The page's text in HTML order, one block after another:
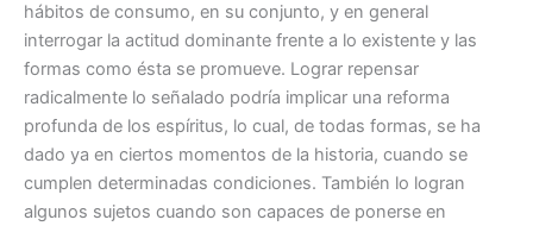
hábitos de consumo, en su conjunto, y en general
interrogar la actitud dominante frente a lo existente y las
formas como ésta se promueve. Lograr repensar
radicalmente lo señalado podría implicar una reforma
profunda de los espíritus, lo cual, de todas formas, se ha
dado ya en ciertos momentos de la historia, cuando se
cumplen determinadas condiciones. También lo logran
algunos sujetos cuando son capaces de ponerse en